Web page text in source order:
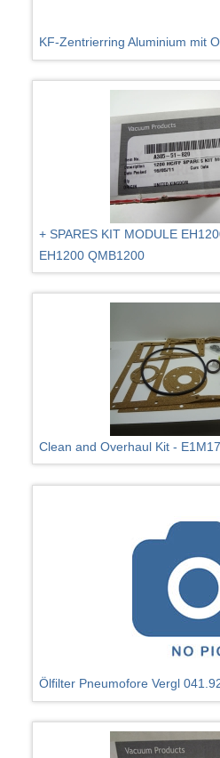
KF-Zentrierring Aluminium mit
+ SPARES KIT MODULE
EH1200 QMB1200
Clean and Overhaul Kit -
Ölfilter Pneumofore Vergl